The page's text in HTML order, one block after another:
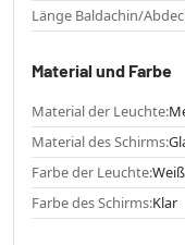
Länge Baldachin/
Material und Farbe
Material der Leuchte:
Material des Schirms:
Farbe der Leuchte:Weiß
Farbe des Schirms:Klar